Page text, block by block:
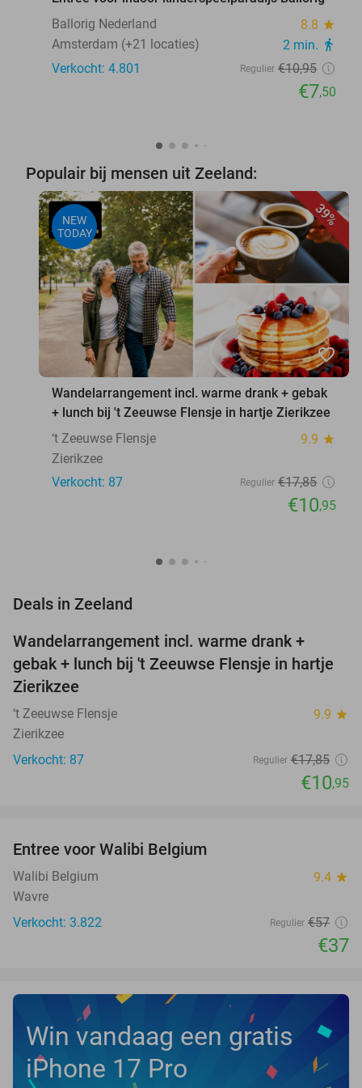
Ballorig Nederland
8.8 star
Amsterdam (+21 locaties) 2 min. directions_walk
Verkocht: 4.801 Regulier €10,95
€7,50
Populair bij mensen uit Zeeland:
39%
NEW
TODAY
favorite_border
Wandelarrangement incl. warme drank + gebak
+ lunch bij 't Zeeuwse Flensje in hartje Zierikzee
‘t Zeeuwse Flensje
9.9 star
Zierikzee
Verkocht: 87
Regulier €17,85
€10,95
Deals in Zeeland
TODAY
Wandelarrangement incl. warme drank +
gebak + lunch bij 't Zeeuwse Flensje in hartje
Zierikzee
‘t Zeeuwse Flensje 9.9 star
Zierikzee
Verkocht: 87
Regulier €17,85
€10,95
Entree voor Walibi Belgium
Walibi Belgium 9.4 star
Wavre
Verkocht: 3.822
Regulier €57
€37
Win vandaag een gratis
iPhone 17 Pro